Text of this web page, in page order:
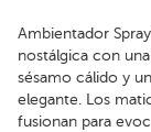
Ambientador
nostálgica con
sésamo cálido y
elegante. Los
fusionan para